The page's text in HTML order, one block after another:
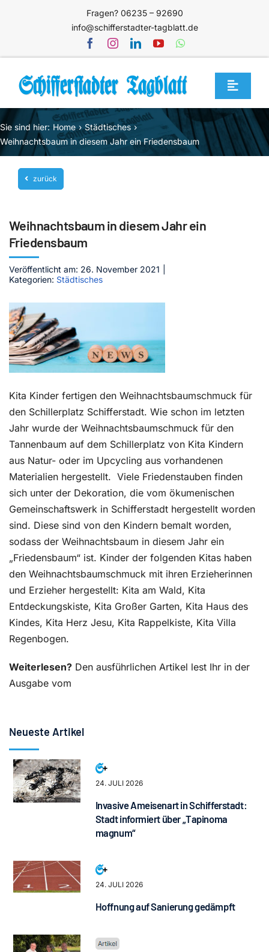
Fragen? 06235 – 92690
info@schifferstadter-tagblatt.de
Toggle
Home
Themen
Blog
Unternehmen
Mediathek
Jetzt abonnieren
Sie sind hier: Home
Städtisches
Weihnachtsbaum in diesem Jahr ein Friedensbaum
zurück
Weihnachtsbaum in diesem Jahr ein
Friedensbaum
Veröffentlicht am: 26. November 2021
Kategorien: Städtisches
Kita Kinder fertigen den Weihnachtsbaumschmuck für
den Schillerplatz Schifferstadt. Wie schon im letzten
Jahr wurde der Weihnachtsbaumschmuck für den
Tannenbaum auf dem Schillerplatz von Kita Kindern
aus Natur- oder im Upcycling aus vorhandenen
Materialien hergestellt. Viele Friedenstauben finden
sich unter der Dekoration, die vom ökumenischen
Gemeinschaftswerk in Schifferstadt hergestellt worden
sind. Diese sind von den Kindern bemalt worden,
sodass der Weihnachtsbaum in diesem Jahr ein
„Friedensbaum“ ist. Kinder der folgenden Kitas haben
den Weihnachtsbaumschmuck mit ihren Erzieherinnen
und Erzieher hergestellt: Kita am Wald, Kita
Entdeckungskiste, Kita Großer Garten, Kita Haus des
Kindes, Kita Herz Jesu, Kita Rappelkiste, Kita Villa
Regenbogen.
Weiterlesen? Den ausführlichen Artikel lest Ihr in der
Ausgabe vom
Neueste Artikel
24. JULI 2026
Invasive Ameisenart in Schifferstadt:
Stadt informiert über „Tapinoma
magnum“
24. JULI 2026
Hoffnung auf Sanierung gedämpft